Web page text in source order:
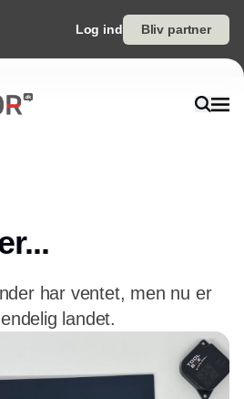
Log ind Bliv partner
har ventet, men nu er
landet.